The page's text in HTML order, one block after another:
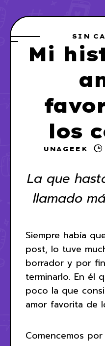
SIN
Mi
los
UNAGEEK
La que
llamado
Siempre había
post, lo tuve
borrador y por
terminarlo. En él
poco la que
amor favorita de
Comencemos